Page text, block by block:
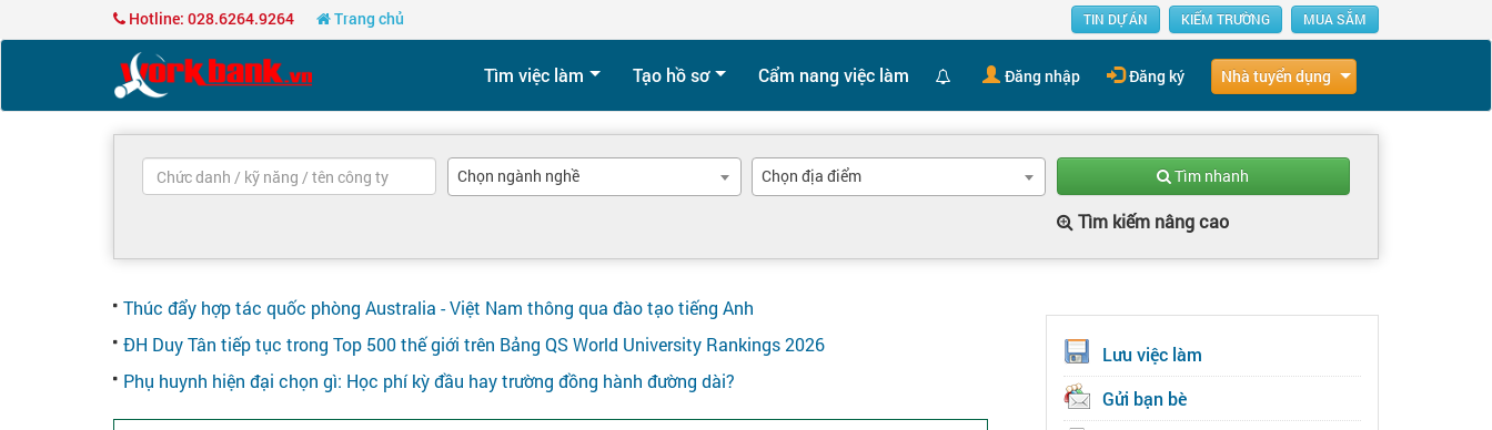
Hotline: 028.6264.9264 Trang chủ TIN DỰ ÁN KIẾM TRƯỜNG MUA SẮM
Tìm việc làm Tạo hồ sơ Cẩm nang việc làm Đăng nhập Đăng ký Nhà tuyển dụng
Chọn ngành nghề Chọn địa điểm Tìm nhanh
Tìm kiếm nâng cao
Thúc đẩy hợp tác quốc phòng Australia - Việt Nam thông qua đào tạo tiếng Anh
ĐH Duy Tân tiếp tục trong Top 500 thế giới trên Bảng QS World University Rankings 2026
Phụ huynh hiện đại chọn gì: Học phí kỳ đầu hay trường đồng hành đường dài?
Lưu việc làm
Gửi bạn bè